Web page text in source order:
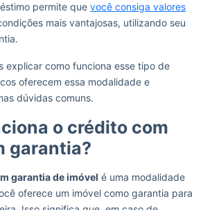
permite que você consiga valores
mais vantajosas, utilizando seu
explicar como funciona esse tipo de
oferecem essa modalidade e
dúvidas comuns.
o crédito com
garantia?
garantia de imóvel é uma modalidade
oferece um imóvel como garantia para